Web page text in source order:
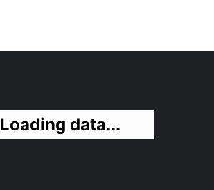
Loading data...